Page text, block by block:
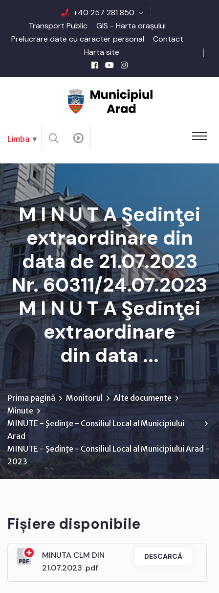
+40 257 281 850
Transport Public
GIS - Harta orașului
Prelucrare date cu caracter personal
Contact
Harta site
Limba ▼
M I N U T A Şedinţei
extraordinare din
data de 21.07.2023
Nr. 60311/24.07.2023
M I N U T A Şedinţei
extraordinare
din data ...
Prima pagină Monitorul
Alte documente
Minute
MINUTE - Şedinţe - Consiliul Local al Municipiului
Arad
MINUTE - Şedinţe - Consiliul Local al Municipiului Arad -
2023
Fișiere disponibile
MINUTA CLM DIN
21.07.2023 .pdf
DESCARCĂ